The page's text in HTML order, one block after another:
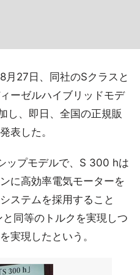
月27日、同社のSクラスと
ーゼルハイブリッドモデ
し、即日、全国の正規販
表した。
ップモデルで、S 300 hは
に高効率電気モーターを
ステムを採用すること
同等のトルクを実現しつ
実現したという。